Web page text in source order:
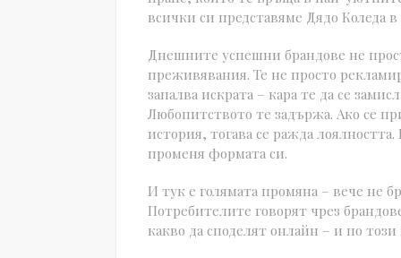
всички си представяме Дядо Коледа
Днешните успешни брандове не
преживявания. Те не просто
запалва искрата – кара те да се
Любопитството те задържа. Ако се
история, тогава се ражда
променя формата си.
И тук е голямата промяна – вече не
Потребителите говорят чрез
какво да споделят онлайн – и по